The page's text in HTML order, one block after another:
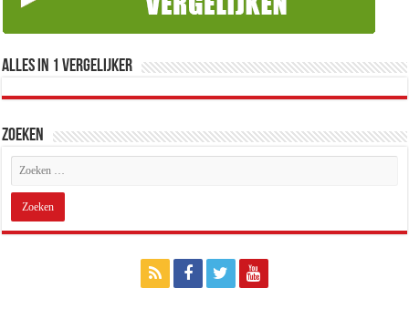
Alles in 1 Vergelijker
Zoeken